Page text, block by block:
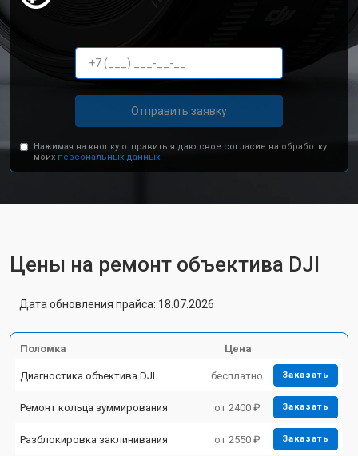
Отправить заявку
Нажимая на кнопку отправить я даю свое согласие на обработку
моих персональных данных.
Цены на ремонт объектива DJI
Дата обновления прайса: 18.07.2026
Поломка Цена
Диагностика объектива DJI бесплатно Заказать
Ремонт кольца зуммирования от 2400 ₽ Заказать
Разблокировка заклинивания от 2550 ₽ Заказать